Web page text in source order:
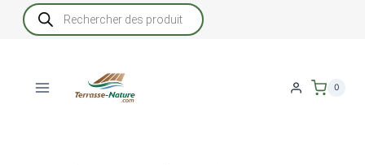
Recherche
de
produits
0